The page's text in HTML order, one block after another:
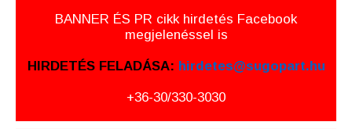
BANNER ÉS PR cikk hirdetés Facebook
megjelenéssel is
HIRDETÉS FELADÁSA: hirdetes@sugopart.hu
+36-30/330-3030